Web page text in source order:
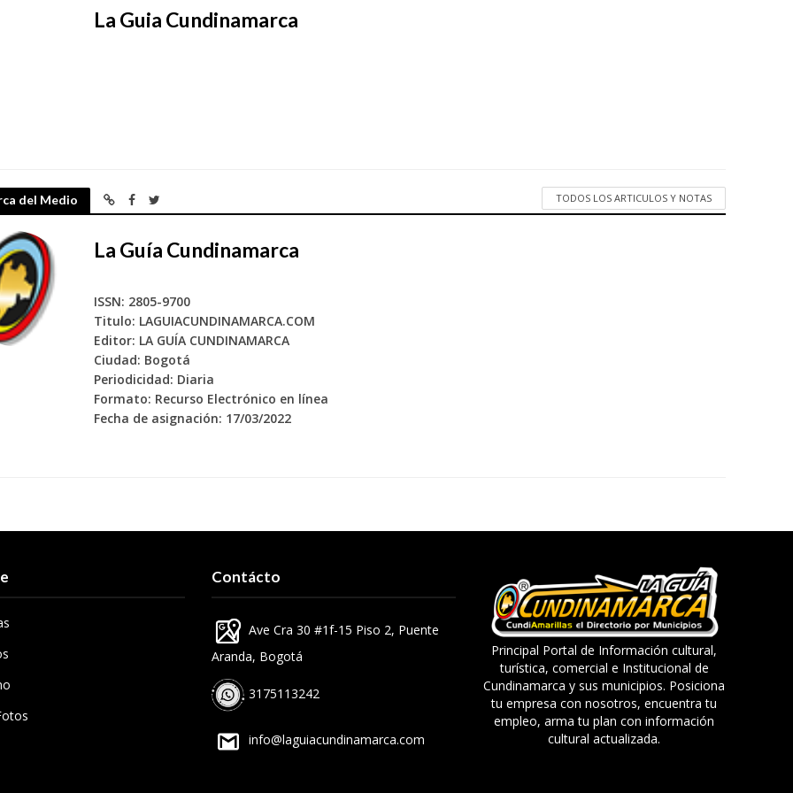
La Guia Cundinamarca
del Medio TODOS LOS ARTICULOS Y NOTAS
La Guía Cundinamarca
ISSN: 2805-9700
Titulo: LAGUIACUNDINAMARCA.COM
Editor: LA GUÍA CUNDINAMARCA
Ciudad: Bogotá
Periodicidad: Diaria
Formato: Recurso Electrónico en línea
Fecha de asignación: 17/03/2022
Contácto
Ave Cra 30 #1f-15 Piso 2, Puente
Aranda, Bogotá
3175113242
info@laguiacundinamarca.com
Principal Portal de Información cultural,
turística, comercial e Institucional de
Cundinamarca y sus municipios. Posiciona
tu empresa con nosotros, encuentra tu
empleo, arma tu plan con información
cultural actualizada.